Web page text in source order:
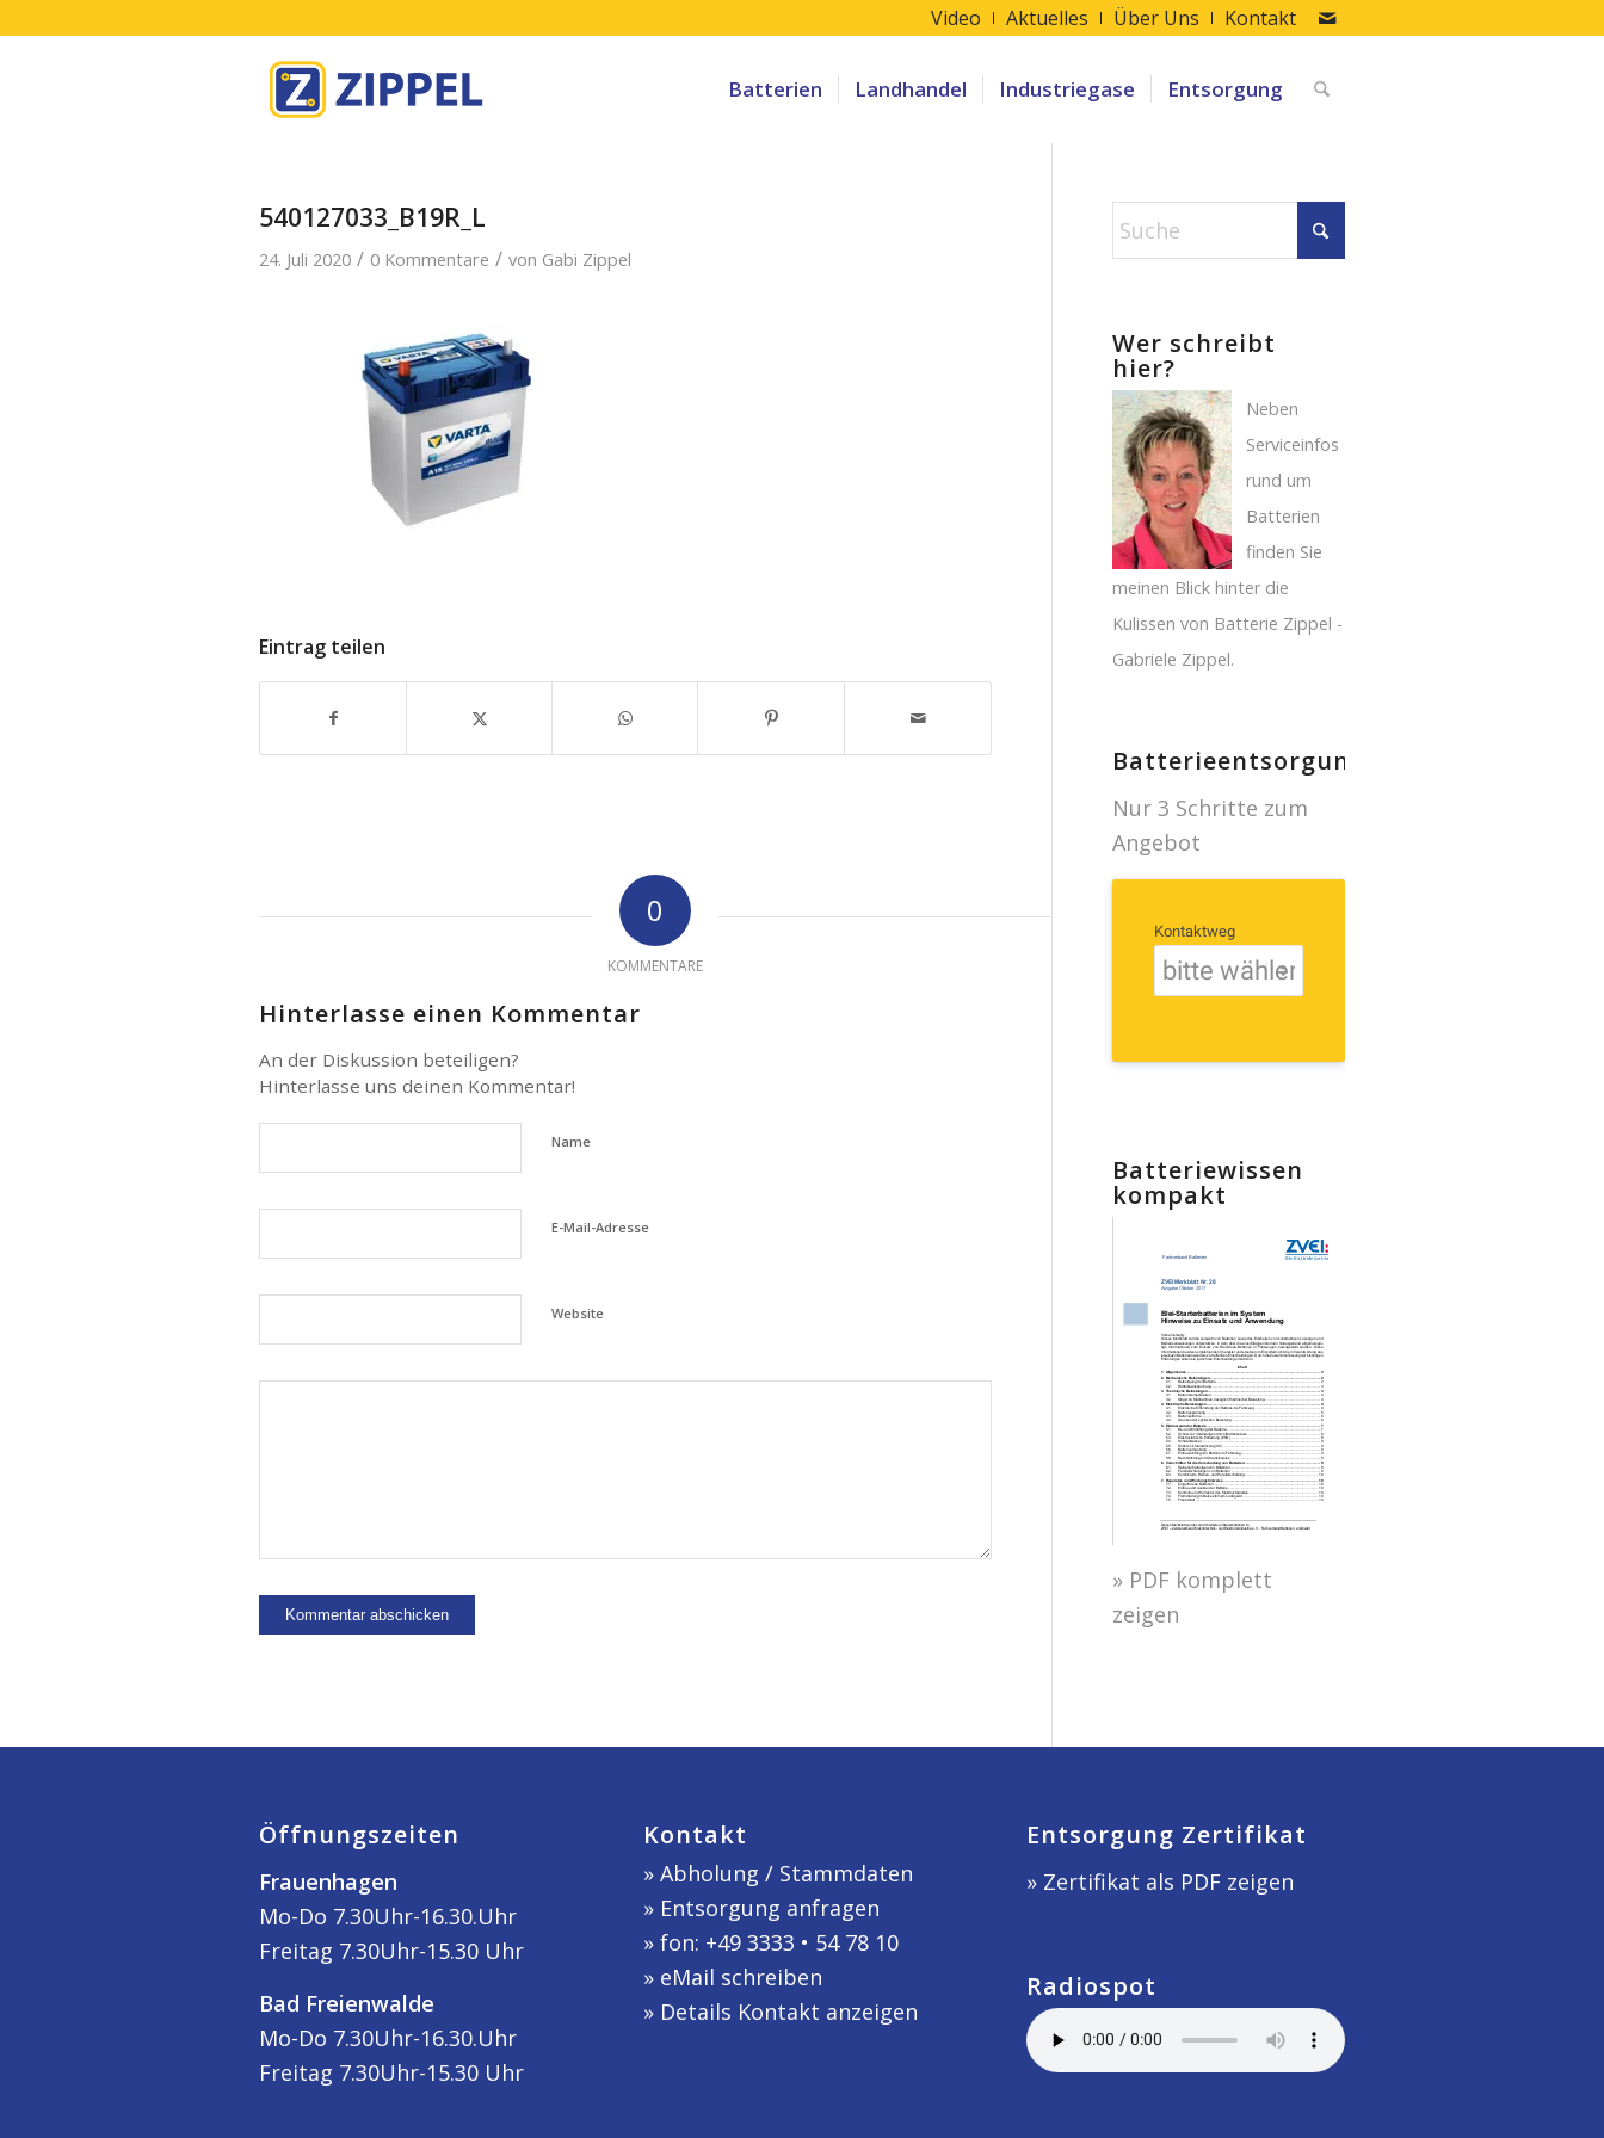
Video Aktuelles Über Uns Kontakt
Batterien Landhandel Industriegase Entsorgung
540127033_B19R_L
24. Juli 2020 / 0 Kommentare / von Gabi Zippel
Eintrag teilen
0
KOMMENTARE
Hinterlasse einen Kommentar
An der Diskussion beteiligen?
Hinterlasse uns deinen Kommentar!
Name
E-Mail-Adresse
Website
Wer schreibt
hier?
Neben
Serviceinfos
rund um
Batterien
finden Sie
meinen Blick hinter die
Kulissen von Batterie Zippel -
Gabriele Zippel.
Batterieentsorgung
Nur 3 Schritte zum
Angebot
Kontaktweg
Batteriewissen
kompakt
» PDF komplett
zeigen
Öffnungszeiten
Frauenhagen
Mo-Do 7.30Uhr-16.30.Uhr
Freitag 7.30Uhr-15.30 Uhr
Bad Freienwalde
Mo-Do 7.30Uhr-16.30.Uhr
Freitag 7.30Uhr-15.30 Uhr
Kontakt
» Abholung / Stammdaten
» Entsorgung anfragen
» fon: +49 3333 • 54 78 10
» eMail schreiben
» Details Kontakt anzeigen
Entsorgung Zertifikat
» Zertifikat als PDF zeigen
Radiospot